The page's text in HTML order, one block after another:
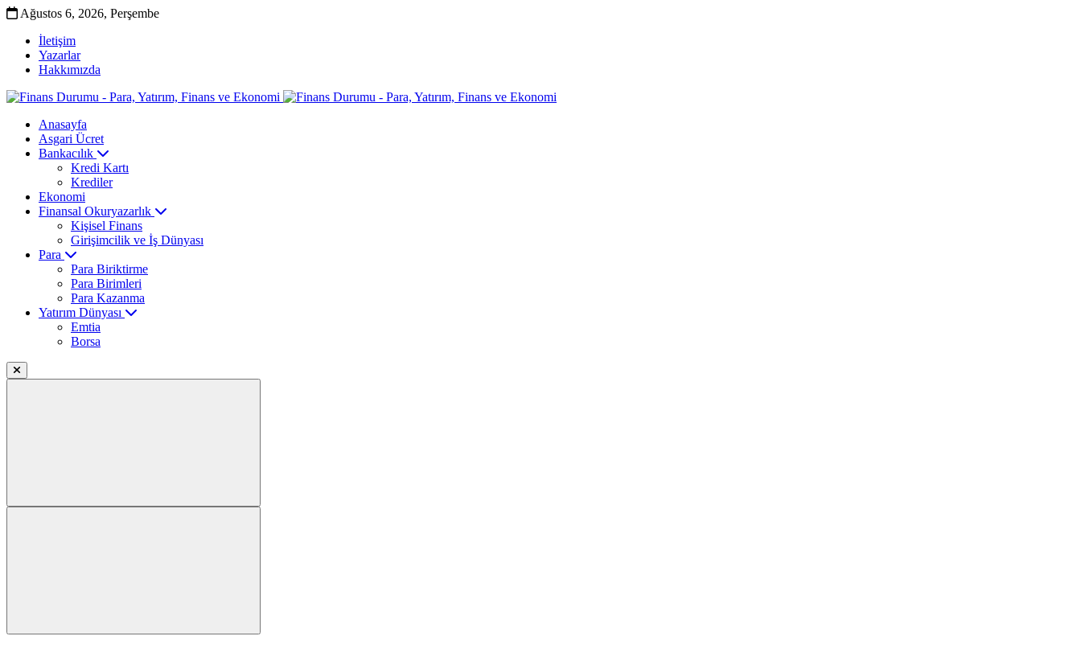
Ağustos 6, 2026, Perşembe
İletişim
Yazarlar
Hakkımızda
Anasayfa
Asgari Ücret
Bankacılık
Kredi Kartı
Krediler
Ekonomi
Finansal Okuryazarlık
Kişisel Finans
Girişimcilik ve İş Dünyası
Para
Para Biriktirme
Para Birimleri
Para Kazanma
Yatırım Dünyası
Emtia
Borsa